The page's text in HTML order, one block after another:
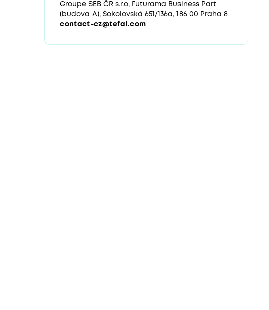
Groupe SEB ČR s.r.o, Futurama Business Part
(budova A), Sokolovská 651/136a, 186 00 Praha 8
contact-cz@tefal.com